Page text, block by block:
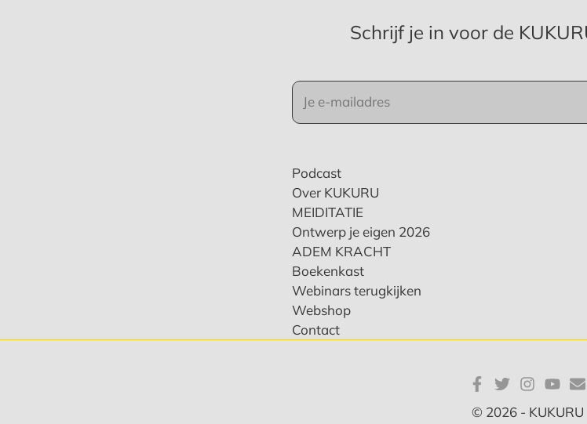
Podcast
Over KUKURU
MEIDITATIE
Ontwerp je eigen 2026
ADEM KRACHT
Boekenkast
Webinars terugkijken
Webshop
Contact
Schrijf je in voor de
© 2026 - KUKURU